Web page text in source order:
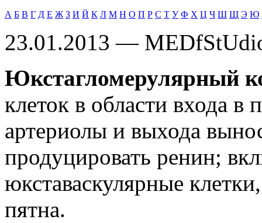
А Б В Г Д Е Ж З И Й К Л М Н О П Р С Т У Ф Х Ц Ч Ш Щ Э Ю
23.01.2013 —
Юкстагломерулярный
клеток в области входа
артериолы и выхода
продуцировать ренин;
юкставаскулярные
пятна.